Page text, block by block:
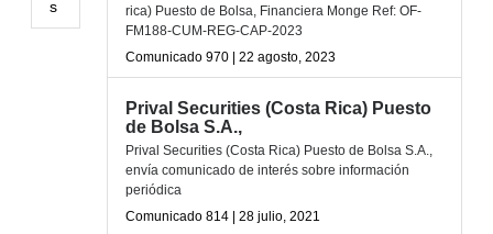
s
rica) Puesto de Bolsa, Financiera Monge Ref: OF-
FM188-CUM-REG-CAP-2023
Comunicado 970 | 22 agosto, 2023
Prival Securities (Costa Rica) Puesto
de Bolsa S.A.,
Prival Securities (Costa Rica) Puesto de Bolsa S.A.,
envía comunicado de interés sobre información
periódica
Comunicado 814 | 28 julio, 2021